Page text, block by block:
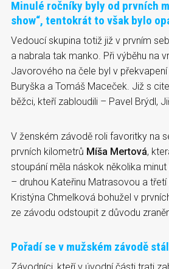
Minulé ročníky byly od prvních
show“, tentokrát to však bylo
Vedoucí skupina totiž již v prvním
a nabrala tak manko. Při výběhu na
Javorového na čele byl v
Buryška a Tomáš Maceček. Již s
běžci, kteří zabloudili – Pavel Brýdl,
V ženském závodě roli favoritky na
prvních kilometrů Míša Mertová,
stoupání měla náskok několika
– druhou Kateřinu Matrasovou a třetí
Kristýna Chmelková bohužel v
ze závodu odstoupit z důvodu
Pořadí se v mužském závodě
Závodníci, kteří v úvodní části trati